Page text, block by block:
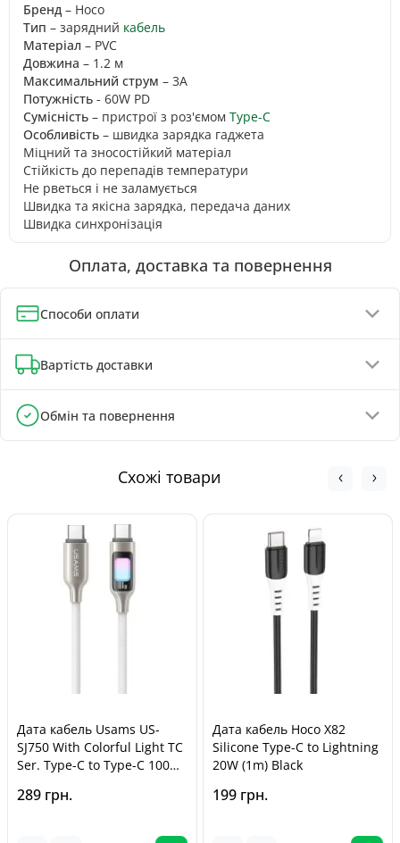
Бренд – Hoco
Тип – зарядний кабель
Матеріал – PVC
Довжина – 1.2 м
Максимальний струм – 3A
Потужність - 60W PD
Сумісність – пристрої з роз'ємом Type-C
Особливість – швидка зарядка гаджета
Міцний та зносостійкий матеріал
Стійкість до перепадів температури
Не рветься і не заламується
Швидка та якісна зарядка, передача даних
Швидка синхронізація
Оплата, доставка та повернення
Способи оплати
Оплата при отриманні (до 130 грн - повна передплата)
Онлайн-оплата карткою, GPay, ApplePay
Вартість доставки
Відділення Нової Пошти - від 90 грн
Поштомати Нової Пошти - від 100 грн
Обмін та повернення
моменту покупки, відповідно до Закону України «Про
захист прав споживачів».Схожі товари
Дата кабель Usams US-
SJ750 With Colorful Light TC
Ser. Type-C to Type-C 100W
289 грн.
Дата кабель Hoco X82
Silicone Type-C to Lightning
20W (1m) Black
199 грн.